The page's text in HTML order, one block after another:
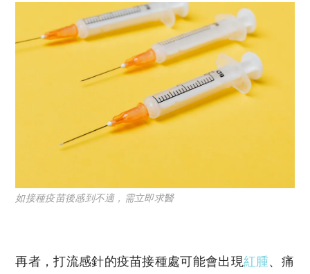
如接種疫苗後感到不適，需立即求醫
再者，打流感針的疫苗接種處可能會出現紅腫、痛